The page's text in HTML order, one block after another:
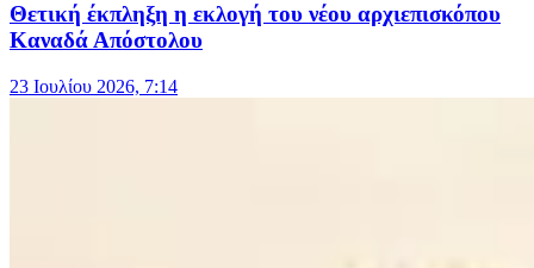
Θετική έκπληξη η εκλογή του νέου αρχιεπισκόπου
Καναδά Απόστολου
23 Ιουλίου 2026, 7:14